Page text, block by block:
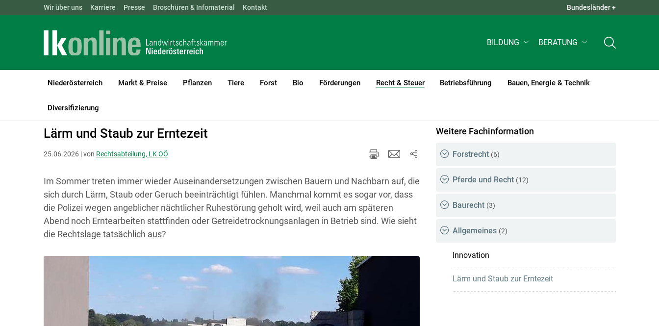
Landwirtschaftskammern: ÖSTERREICH BGLD KTN NÖ OÖ SBG QUICK LINKS +
Wir über uns Karriere Presse Broschüren & Infomaterial Kontakt Bundesländer +
BILDUNG BERATUNG
Niederösterreich Markt & Preise Pflanzen Tiere Forst Bio Förderungen Recht & Steuer
(current)1
Betriebsführung Bauen, Energie & Technik
Diversifizierung
LK Niederösterreich
Lärm und Staub zur Erntezeit
25.06.2026 | von Rechtsabteilung, LK OÖ
Im Sommer treten immer wieder Auseinandersetzungen zwischen Bauern und Nachbarn auf, die
sich durch Lärm, Staub oder Geruch beeinträchtigt fühlen. Manchmal kommt es sogar vor, dass
die Polizei wegen angeblicher nächtlicher Ruhestörung geholt wird, weil auch am späteren
Abend noch Erntearbeiten stattfinden oder Getreidetrocknungsanlagen in Betrieb sind. Wie sieht
die Rechtslage tatsächlich aus?
Weitere Fachinformation
Forstrecht (6)
Pferde und Recht (12)
Baurecht (3)
Allgemeines (2)
Innovation
Lärm und Staub zur Erntezeit